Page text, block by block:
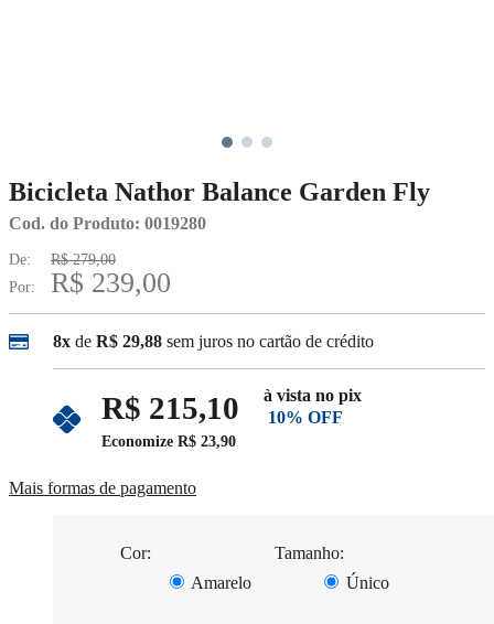
Bicicleta Nathor Balance Garden Fly
Cod. do Produto: 0019280
De:
R$ 279,00
Por:
R$ 239,00
8x de R$ 29,88 sem juros no cartão de crédito
R$ 215,10
à vista no pix
10% OFF
Economize R$ 23,90
Mais formas de pagamento
Cor:
Amarelo
Tamanho:
Único